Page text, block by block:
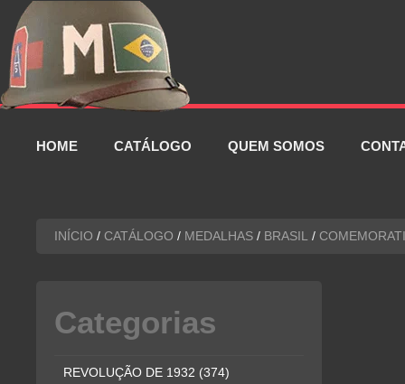
Pular
para
conteúdo
HOME CATÁLOGO QUEM SOMOS
INÍCIO / CATÁLOGO / MEDALHAS / BRASIL /
Categorias
REVOLUÇÃO DE 1932 (374)